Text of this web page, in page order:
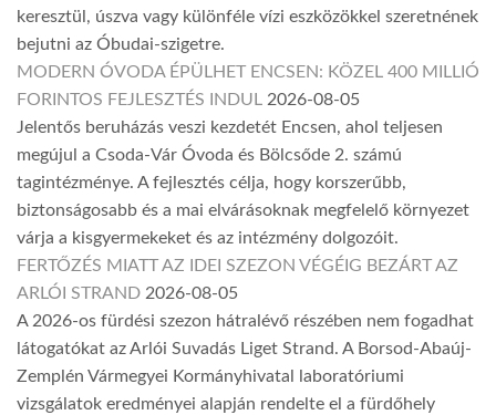
keresztül, úszva vagy különféle vízi eszközökkel szeretnének
bejutni az Óbudai-szigetre.
MODERN ÓVODA ÉPÜLHET ENCSEN: KÖZEL 400 MILLIÓ
FORINTOS FEJLESZTÉS INDUL 2026-08-05
Jelentős beruházás veszi kezdetét Encsen, ahol teljesen
megújul a Csoda-Vár Óvoda és Bölcsőde 2. számú
tagintézménye. A fejlesztés célja, hogy korszerűbb,
biztonságosabb és a mai elvárásoknak megfelelő környezet
várja a kisgyermekeket és az intézmény dolgozóit.
FERTŐZÉS MIATT AZ IDEI SZEZON VÉGÉIG BEZÁRT AZ
ARLÓI STRAND 2026-08-05
A 2026-os fürdési szezon hátralévő részében nem fogadhat
látogatókat az Arlói Suvadás Liget Strand. A Borsod-Abaúj-
Zemplén Vármegyei Kormányhivatal laboratóriumi
vizsgálatok eredményei alapján rendelte el a fürdőhely